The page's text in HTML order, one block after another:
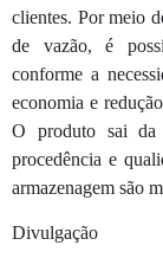
clientes. Por meio
de vazão, é
conforme a
economia e
O produto sai da
procedência e
armazenagem são
Divulgação